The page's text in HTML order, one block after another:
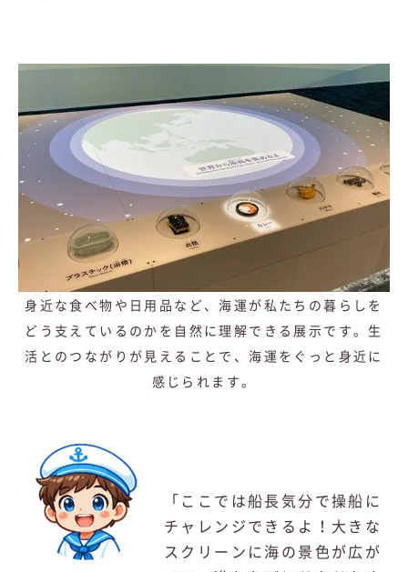
身近な食べ物や日用品など、海運が私たちの暮らしを
どう支えているのかを自然に理解できる展示です。生
活とのつながりが見えることで、海運をぐっと身近に
感じられます。
「こ こでは船長気分で操船に
チャレンジできるよ！大きな
スクリーンに海の景色が広が